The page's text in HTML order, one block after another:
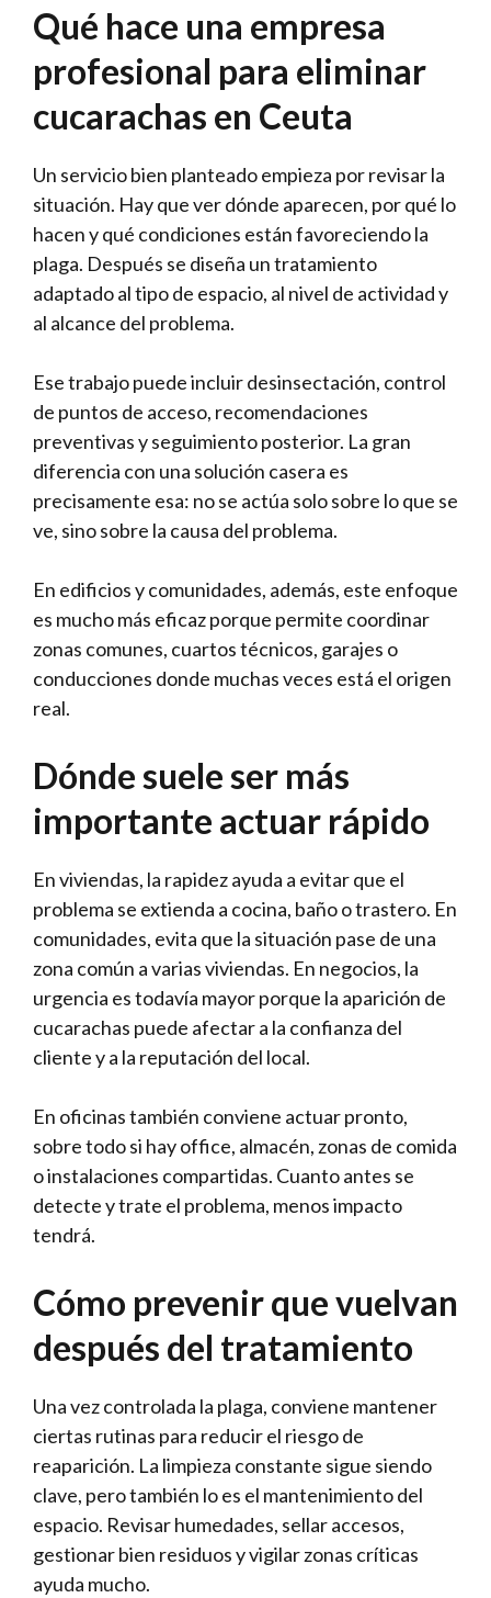
Qué hace una empresa
profesional para eliminar
cucarachas en Ceuta
Un servicio bien planteado empieza por revisar la
situación. Hay que ver dónde aparecen, por qué lo
hacen y qué condiciones están favoreciendo la
plaga. Después se diseña un tratamiento
adaptado al tipo de espacio, al nivel de actividad y
al alcance del problema.
Ese trabajo puede incluir desinsectación, control
de puntos de acceso, recomendaciones
preventivas y seguimiento posterior. La gran
diferencia con una solución casera es
precisamente esa: no se actúa solo sobre lo que se
ve, sino sobre la causa del problema.
En edificios y comunidades, además, este enfoque
es mucho más eficaz porque permite coordinar
zonas comunes, cuartos técnicos, garajes o
conducciones donde muchas veces está el origen
real.
Dónde suele ser más
importante actuar rápido
En viviendas, la rapidez ayuda a evitar que el
problema se extienda a cocina, baño o trastero. En
comunidades, evita que la situación pase de una
zona común a varias viviendas. En negocios, la
urgencia es todavía mayor porque la aparición de
cucarachas puede afectar a la confianza del
cliente y a la reputación del local.
En oficinas también conviene actuar pronto,
sobre todo si hay office, almacén, zonas de comida
o instalaciones compartidas. Cuanto antes se
detecte y trate el problema, menos impacto
tendrá.
Cómo prevenir que vuelvan
después del tratamiento
Una vez controlada la plaga, conviene mantener
ciertas rutinas para reducir el riesgo de
reaparición. La limpieza constante sigue siendo
clave, pero también lo es el mantenimiento del
espacio. Revisar humedades, sellar accesos,
gestionar bien residuos y vigilar zonas críticas
ayuda mucho.